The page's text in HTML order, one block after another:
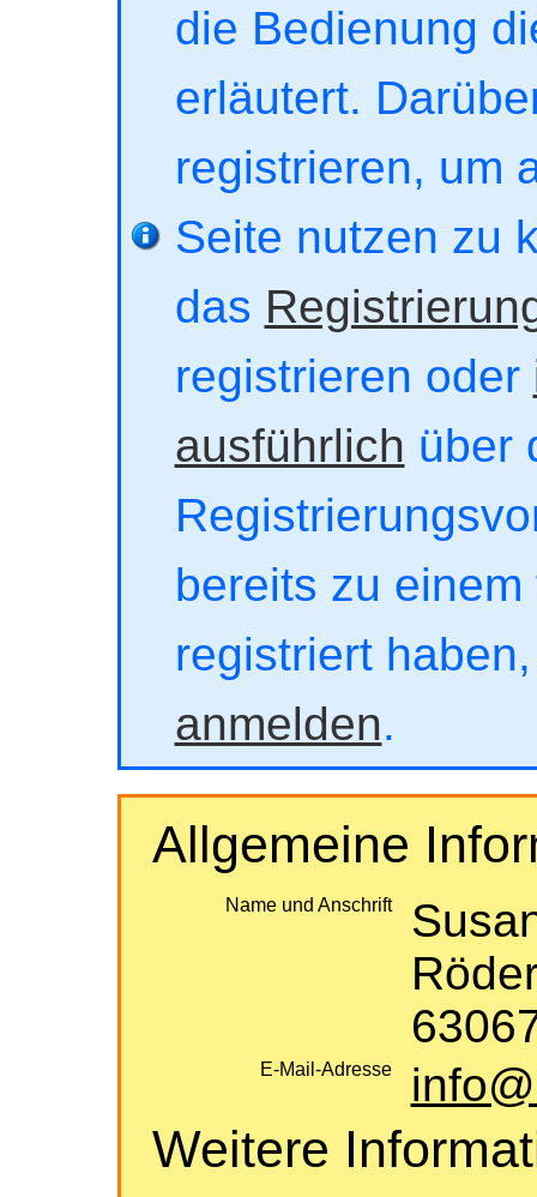
die Bedienung
erläutert.
registrieren, um
Seite nutzen zu
das
registrieren oder
ausführlich über
bereits zu
registriert
anmelden.
Allgemeine
Name und Anschrift
E-Mail-Adresse
Weitere